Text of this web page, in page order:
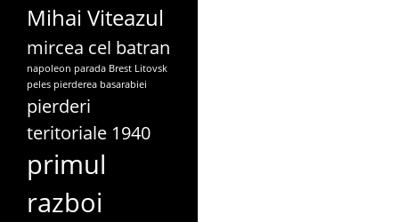
Mihai Viteazul
mircea cel batran
napoleon parada Brest Litovsk
peles pierderea basarabiei
pierderi
teritoriale 1940
primul
razboi